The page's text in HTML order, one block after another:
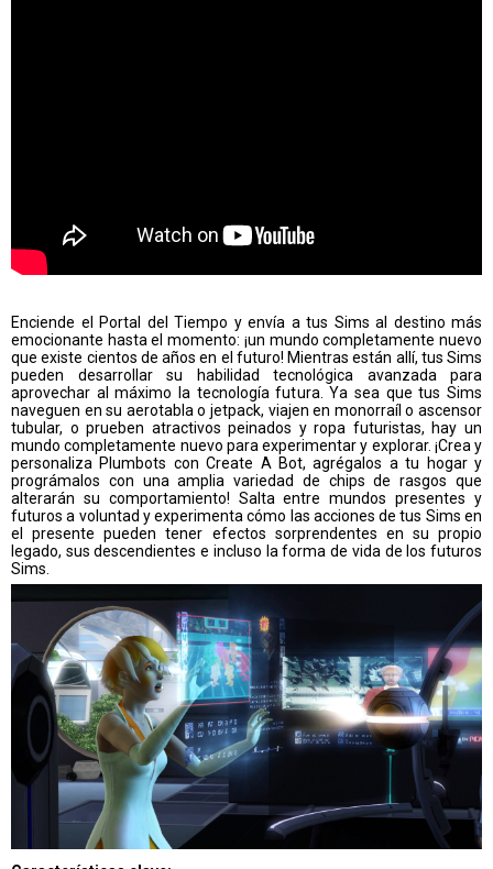
Enciende el Portal del Tiempo y envía a tus Sims al destino más
emocionante hasta el momento: ¡un mundo completamente nuevo
que existe cientos de años en el futuro! Mientras están allí, tus Sims
pueden desarrollar su habilidad tecnológica avanzada para
aprovechar al máximo la tecnología futura. Ya sea que tus Sims
naveguen en su aerotabla o jetpack, viajen en monorraíl o ascensor
tubular, o prueben atractivos peinados y ropa futuristas, hay un
mundo completamente nuevo para experimentar y explorar. ¡Crea y
personaliza Plumbots con Create A Bot, agrégalos a tu hogar y
prográmalos con una amplia variedad de chips de rasgos que
alterarán su comportamiento! Salta entre mundos presentes y
futuros a voluntad y experimenta cómo las acciones de tus Sims en
el presente pueden tener efectos sorprendentes en su propio
legado, sus descendientes e incluso la forma de vida de los futuros
Sims.